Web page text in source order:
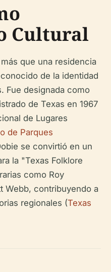
Cultural
que una residencia
de la identidad
Fue designada como
de Texas en 1967
de Lugares
de Parques
se convirtió en un
la "Texas Folklore
como Roy
Webb, contribuyendo a
regionales (Texas